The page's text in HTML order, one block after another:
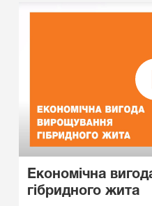
Економічна
гібридного жита